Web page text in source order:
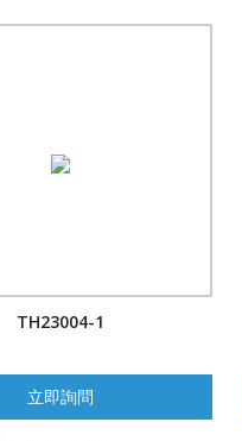
TH23004-1
立即詢問